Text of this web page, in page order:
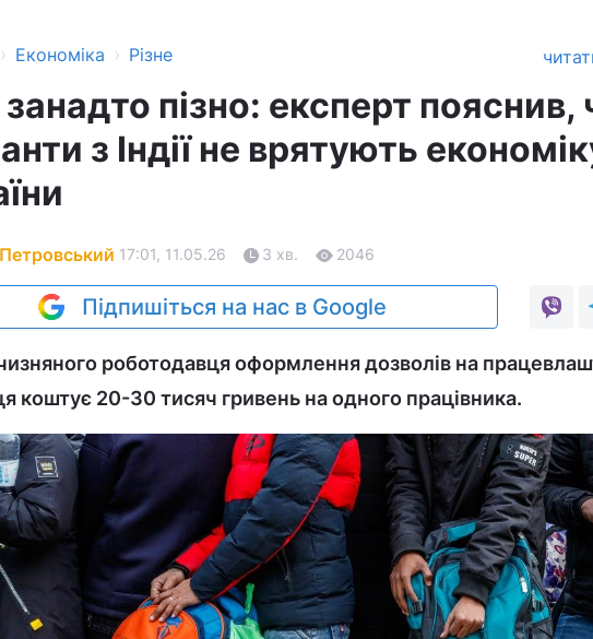
› Економіка › Різне
пізно: експерт пояснив,
з Індії не врятують
17:01, 11.05.26 3 хв. 2046
Підпишіться на нас в Google
роботодавця оформлення дозволів на
коштує 20-30 тисяч гривень на одного працівника.